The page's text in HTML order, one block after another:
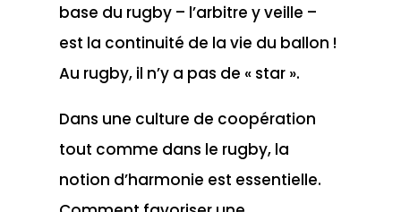
base du rugby – l’arbitre y veille –
est la continuité de la vie du ballon !
Au rugby, il n’y a pas de « star ».
Dans une culture de coopération
tout comme dans le rugby, la
notion d’harmonie est essentielle.